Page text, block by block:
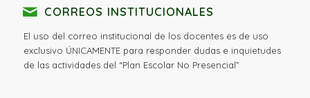
CORREOS INSTITUCIONALES
El uso del correo institucional de los docentes es de uso
exclusivo ÚNICAMENTE para responder dudas e inquietudes
de las actividades del “Plan Escolar No Presencial”